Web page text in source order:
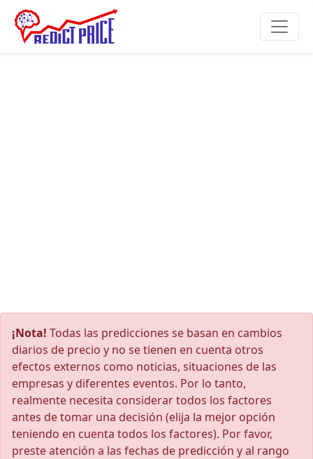
¡Nota! Todas las predicciones se basan en cambios
diarios de precio y no se tienen en cuenta otros
efectos externos como noticias, situaciones de las
empresas y diferentes eventos. Por lo tanto,
realmente necesita considerar todos los factores
antes de tomar una decisión (elija la mejor opción
teniendo en cuenta todos los factores). Por favor,
preste atención a las fechas de predicción y al rango